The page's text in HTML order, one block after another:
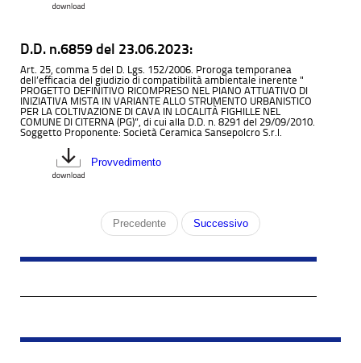
D.D. n.6859 del 23.06.2023:
Art. 25, comma 5 del D. Lgs. 152/2006. Proroga temporanea
dell’efficacia del giudizio di compatibilità ambientale inerente "
PROGETTO DEFINITIVO RICOMPRESO NEL PIANO ATTUATIVO DI
INIZIATIVA MISTA IN VARIANTE ALLO STRUMENTO URBANISTICO
PER LA COLTIVAZIONE DI CAVA IN LOCALITÀ FIGHILLE NEL
COMUNE DI CITERNA (PG)”, di cui alla D.D. n. 8291 del 29/09/2010.
Soggetto Proponente: Società Ceramica Sansepolcro S.r.l.
Provvedimento
Precedente Successivo